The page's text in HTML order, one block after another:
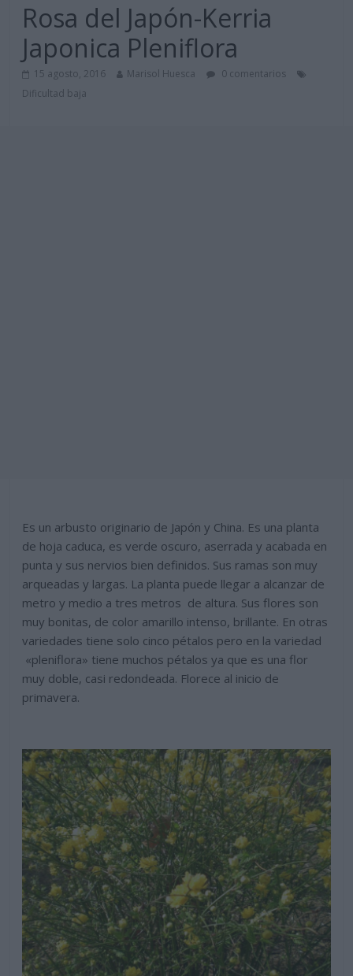
Rosa del Japón-Kerria
Japonica Pleniflora
15 agosto, 2016 Marisol Huesca
0 comentarios
Dificultad baja
Es un arbusto originario de Japón y China. Es una planta
de hoja caduca, es verde oscuro, aserrada y acabada en
punta y sus nervios bien definidos. Sus ramas son muy
arqueadas y largas. La planta puede llegar a alcanzar de
metro y medio a tres metros de altura. Sus flores son
muy bonitas, de color amarillo intenso, brillante. En otras
variedades tiene solo cinco pétalos pero en la variedad
«pleniflora» tiene muchos pétalos ya que es una flor
muy doble, casi redondeada. Florece al inicio de
primavera.